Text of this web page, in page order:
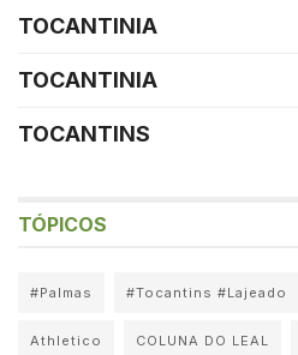
TOCANTINIA
TOCANTINIA
TOCANTINS
TÓPICOS
#Palmas #Tocantins #Lajeado
Athletico COLUNA DO LEAL